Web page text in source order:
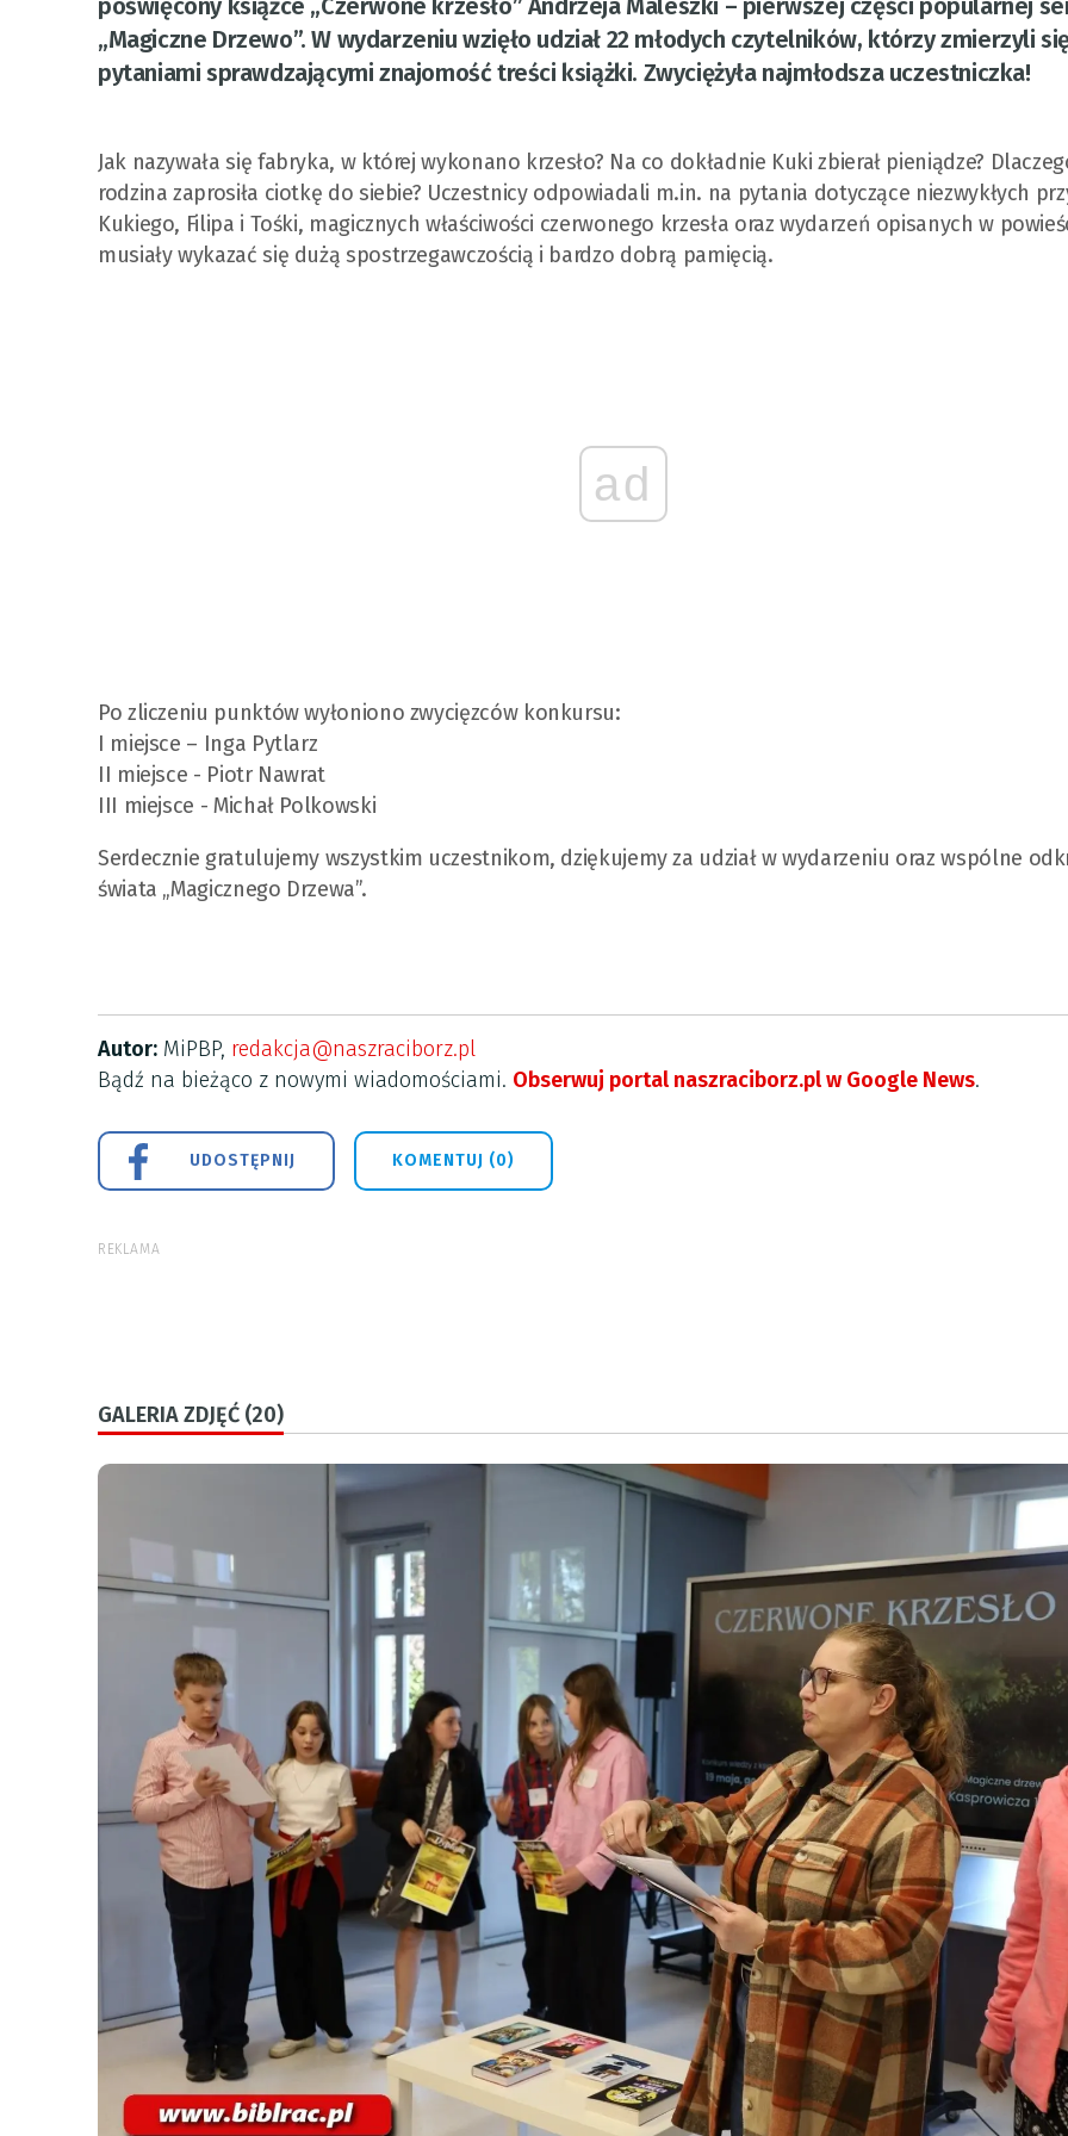
poświęcony książce „Czerwone krzesło” Andrzeja Maleszki – pierwszej części popularnej
„Magiczne Drzewo”. W wydarzeniu wzięło udział 22 młodych czytelników, którzy zmierzyli
pytaniami sprawdzającymi znajomość treści książki. Zwyciężyła najmłodsza uczestniczka!
Jak nazywała się fabryka, w której wykonano krzesło? Na co dokładnie Kuki zbierał pieniądze?
rodzina zaprosiła ciotkę do siebie? Uczestnicy odpowiadali m.in. na pytania dotyczące niezwykłych
Kukiego, Filipa i Tośki, magicznych właściwości czerwonego krzesła oraz wydarzeń opisanych w
musiały wykazać się dużą spostrzegawczością i bardzo dobrą pamięcią.
ad
Po zliczeniu punktów wyłoniono zwycięzców konkursu:
I miejsce – Inga Pytlarz
II miejsce - Piotr Nawrat
III miejsce - Michał Polkowski
Serdecznie gratulujemy wszystkim uczestnikom, dziękujemy za udział w wydarzeniu oraz wspólne
świata „Magicznego Drzewa”.
Autor: MiPBP, redakcja@naszraciborz.pl
Bądź na bieżąco z nowymi wiadomościami. Obserwuj portal naszraciborz.pl w Google News.
UDOSTĘPNIJ KOMENTUJ (0)
REKLAMA
GALERIA ZDJĘĆ (20)